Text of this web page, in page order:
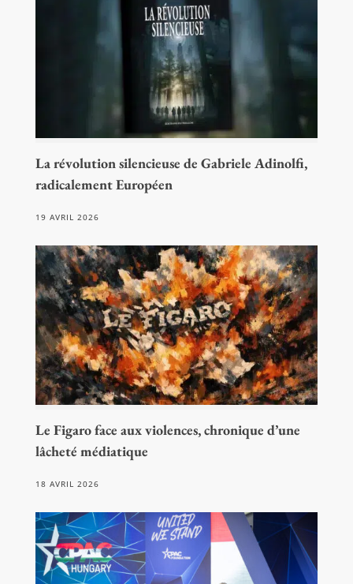
La révolution silencieuse de Gabriele Adinolfi,
radicalement Européen
19 AVRIL 2026
Le Figaro face aux violences, chronique d’une
lâcheté médiatique
18 AVRIL 2026